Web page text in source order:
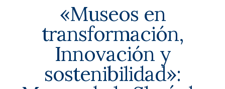
«Museos en
transformación,
Innovación y
sostenibilidad»: